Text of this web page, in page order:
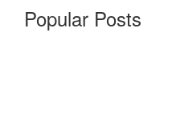
Popular Posts